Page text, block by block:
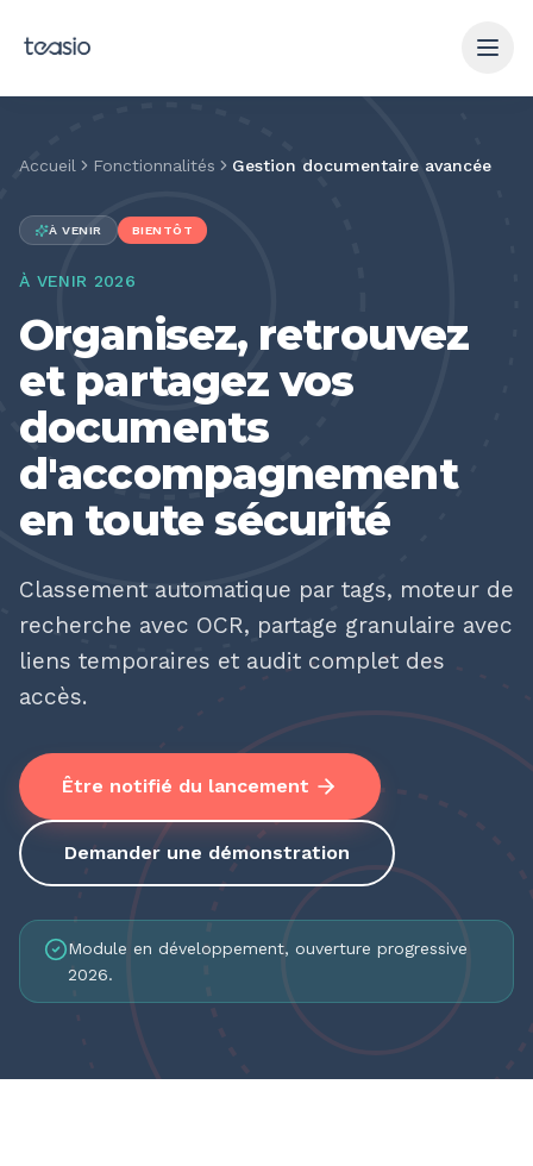
Accueil Fonctionnalités Gestion documentaire avancée
À VENIR BIENTÔT
À VENIR 2026
Organisez, retrouvez
et partagez vos
documents
d'accompagnement
en toute sécurité
Classement automatique par tags, moteur de
recherche avec OCR, partage granulaire avec
liens temporaires et audit complet des
accès.
Être notifié du lancement
Demander une démonstration
Module en développement, ouverture progressive
2026.